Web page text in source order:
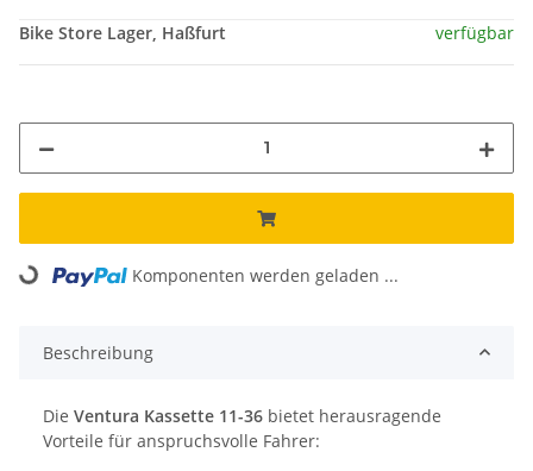
Bike Store Lager, Haßfurt verfügbar
Loading... Komponenten werden geladen ...
Beschreibung
Die Ventura Kassette 11-36 bietet herausragende
Vorteile für anspruchsvolle Fahrer: